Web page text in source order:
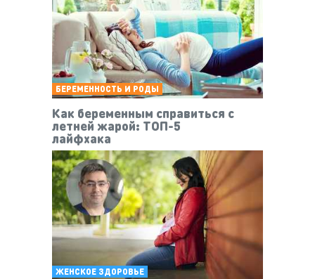
БЕРЕМЕННОСТЬ И РОДЫ
Как беременным справиться с
летней жарой: ТОП-5
лайфхака
ЖЕНСКОЕ ЗДОРОВЬЕ